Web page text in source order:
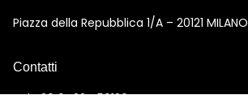
Piazza della Repubblica 1/A – 20121 MILANO
Contatti
Tel +39 0422 450136